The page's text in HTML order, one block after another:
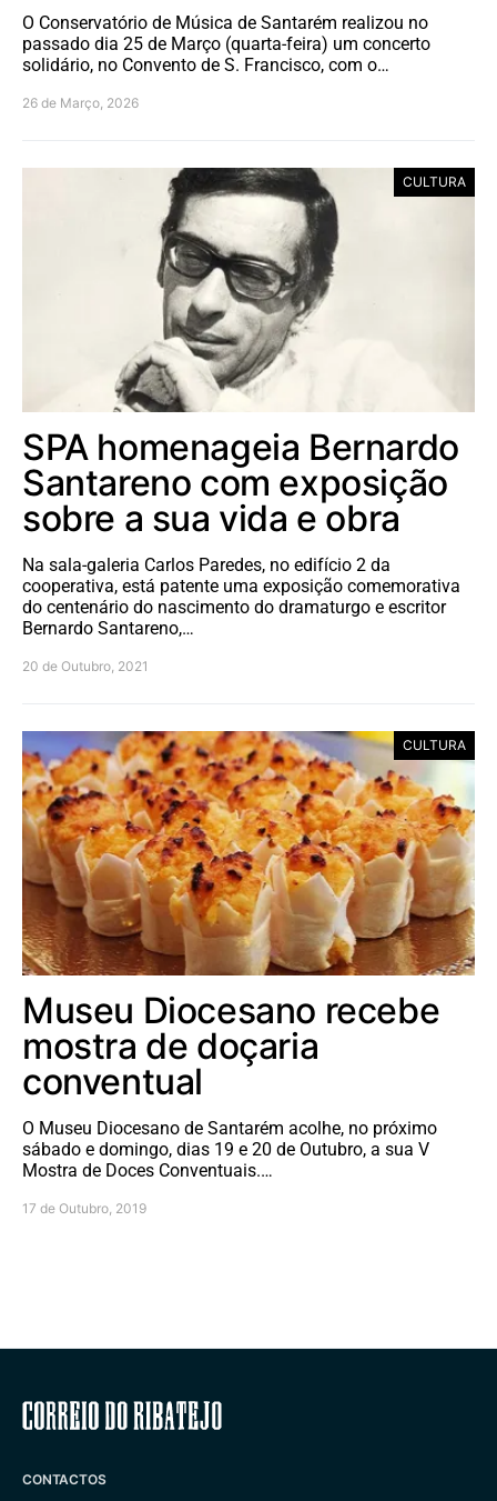
O Conservatório de Música de Santarém realizou no
passado dia 25 de Março (quarta-feira) um concerto
solidário, no Convento de S. Francisco, com o…
26 de Março, 2026
CULTURA
SPA homenageia Bernardo
Santareno com exposição
sobre a sua vida e obra
Na sala-galeria Carlos Paredes, no edifício 2 da
cooperativa, está patente uma exposição comemorativa
do centenário do nascimento do dramaturgo e escritor
Bernardo Santareno,…
20 de Outubro, 2021
CULTURA
Museu Diocesano recebe
mostra de doçaria
conventual
O Museu Diocesano de Santarém acolhe, no próximo
sábado e domingo, dias 19 e 20 de Outubro, a sua V
Mostra de Doces Conventuais.…
17 de Outubro, 2019
Correio do Ribatejo
CONTACTOS